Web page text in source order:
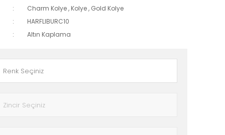
Charm Kolye , Kolye , Gold Kolye
HARFLIBURC10
Altın Kaplama